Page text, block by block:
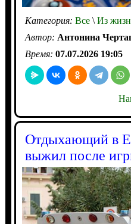
Категория: Все\Из
Автор: Антонина
Время: 07.07.2026 19:05
Отдыхающий в
выжил после